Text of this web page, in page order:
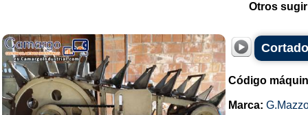
Otros
Código
Marca: